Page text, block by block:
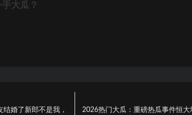
大瓜？
婚了新郎不是我，
2026热门大瓜：重磅热瓜事件恒